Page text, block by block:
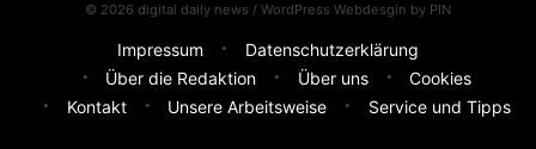
© 2026 digital daily news / WordPress Webdesgin by PIN
Impressum
Datenschutzerklärung
Über die Redaktion
Über uns
Cookies
Kontakt
Unsere Arbeitsweise Service und Tipps